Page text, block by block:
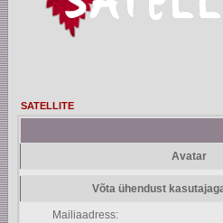
SATELLITE
Avatar
Võta ühendust
Mailiaadress: